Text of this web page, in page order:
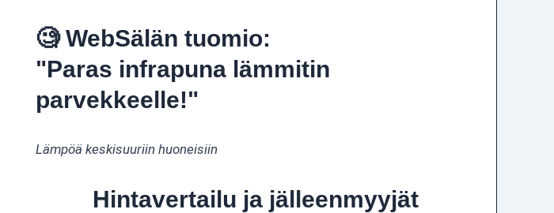
🧐 WebSälän tuomio:
"Paras infrapuna lämmitin
parvekkeelle!"
Lämpöä keskisuuriin huoneisiin
Hintavertailu ja jälleenmyyjät